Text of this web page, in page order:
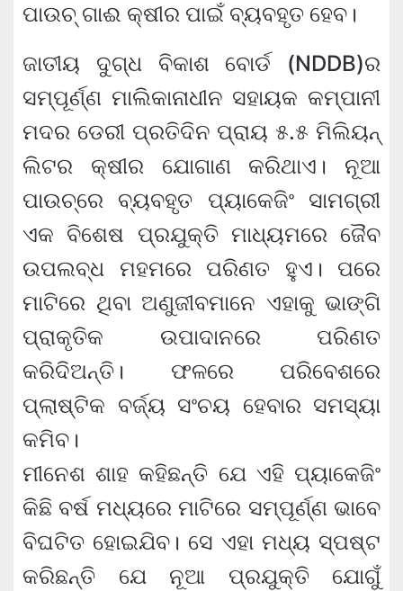
ପାଉଚ୍ ଗାଈ କ୍ଷୀର ପାଇଁ ବ୍ୟବହୃତ ହେବ।
ଜାତୀୟ ଦୁଗ୍ଧ ବିକାଶ ବୋର୍ଡ (NDDB)ର
ସମ୍ପୂର୍ଣ୍ଣ ମାଲିକାନାଧୀନ ସହାୟକ କମ୍ପାନୀ
ମଦର ଡେରୀ ପ୍ରତିଦିନ ପ୍ରାୟ ୫.୫ ମିଲିୟନ୍
ଲିଟର କ୍ଷୀର ଯୋଗାଣ କରିଥାଏ। ନୂଆ
ପାଉଚ୍‌ରେ ବ୍ୟବହୃତ ପ୍ୟାକେଜିଂ ସାମଗ୍ରୀ
ଏକ ବିଶେଷ ପ୍ରଯୁକ୍ତି ମାଧ୍ୟମରେ ଜୈବ
ଉପଲବ୍ଧ ମହମରେ ପରିଣତ ହୁଏ। ପରେ
ମାଟିରେ ଥିବା ଅଣୁଜୀବମାନେ ଏହାକୁ ଭାଙ୍ଗି
ପ୍ରାକୃତିକ ଉପାଦାନରେ ପରିଣତ
କରିଦିଅନ୍ତି। ଫଳରେ ପରିବେଶରେ
ପ୍ଲାଷ୍ଟିକ ବର୍ଜ୍ୟ ସଂଚୟ ହେବାର ସମସ୍ୟା
କମିବ।
ମୀନେଶ ଶାହ କହିଛନ୍ତି ଯେ ଏହି ପ୍ୟାକେଜିଂ
କିଛି ବର୍ଷ ମଧ୍ୟରେ ମାଟିରେ ସମ୍ପୂର୍ଣ୍ଣ ଭାବେ
ବିଘଟିତ ହୋଇଯିବ। ସେ ଏହା ମଧ୍ୟ ସ୍ପଷ୍ଟ
କରିଛନ୍ତି ଯେ ନୂଆ ପ୍ରଯୁକ୍ତି ଯୋଗୁଁ